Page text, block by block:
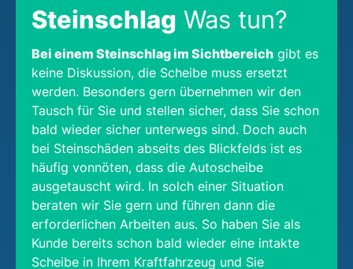
Steinschlag Was tun?
Bei einem Steinschlag im Sichtbereich gibt es
keine Diskussion, die Scheibe muss ersetzt
werden. Besonders gern übernehmen wir den
Tausch für Sie und stellen sicher, dass Sie schon
bald wieder sicher unterwegs sind. Doch auch
bei Steinschäden abseits des Blickfelds ist es
häufig vonnöten, dass die Autoscheibe
ausgetauscht wird. In solch einer Situation
beraten wir Sie gern und führen dann die
erforderlichen Arbeiten aus. So haben Sie als
Kunde bereits schon bald wieder eine intakte
Scheibe in Ihrem Kraftfahrzeug und Sie